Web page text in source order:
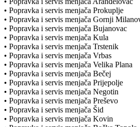
• Popravka i servis menjača Prokuplje
• Popravka i servis menjača Gornji
• Popravka i servis menjača Bujanovac
• Popravka i servis menjača Kula
• Popravka i servis menjača Trstenik
• Popravka i servis menjača Vrbas
• Popravka i servis menjača Velika Plana
• Popravka i servis menjača Bečej
• Popravka i servis menjača Prijepolje
• Popravka i servis menjača Negotin
• Popravka i servis menjača Preševo
• Popravka i servis menjača Šid
• Popravka i servis menjača Kovin